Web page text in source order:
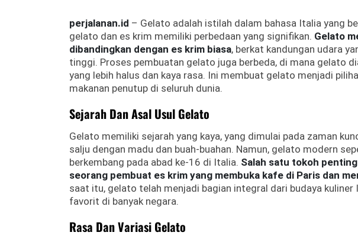
perjalanan.id – Gelato adalah istilah dalam bahasa Italia yang
gelato dan es krim memiliki perbedaan yang signifikan. Gelato
dibandingkan dengan es krim biasa, berkat kandungan udara
tinggi. Proses pembuatan gelato juga berbeda, di mana gelato
yang lebih halus dan kaya rasa. Ini membuat gelato menjadi
makanan penutup di seluruh dunia.
Sejarah Dan Asal Usul Gelato
Gelato memiliki sejarah yang kaya, yang dimulai pada zaman
salju dengan madu dan buah-buahan. Namun, gelato modern
berkembang pada abad ke-16 di Italia. Salah satu tokoh
seorang pembuat es krim yang membuka kafe di Paris dan
saat itu, gelato telah menjadi bagian integral dari budaya kuliner
favorit di banyak negara.
Rasa Dan Variasi Gelato